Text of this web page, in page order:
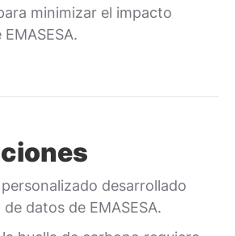
minimizar el impacto
desarrollado
datos de EMASESA.